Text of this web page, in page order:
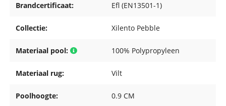
Brandcertificaat: Efl (EN13501-1)
Collectie: Xilento Pebble
Materiaal pool: 100% Polypropyleen
Materiaal rug: Vilt
Poolhoogte: 0.9 CM